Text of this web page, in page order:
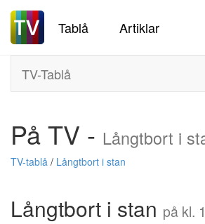
Tablå Artiklar
TV-Tablå
På TV - Långtbort i
TV-tablå / Långtbort i stan
Långtbort i stan på kl.